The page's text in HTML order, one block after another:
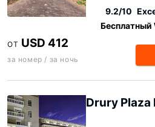
9.2/10
Бесплатный
ОТ USD 412
за номер / за ночь
Drury Plaza